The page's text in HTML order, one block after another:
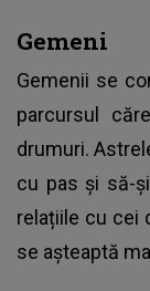
Gemeni
Gemenii se
parcursul
drumuri.
cu pas și să-
relațiile cu cei
se așteaptă